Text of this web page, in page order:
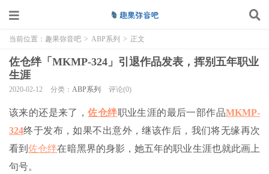
当前位置： 趣果弥音吧 > ABP系列 > 正文
佐仓绊「MKMP-324」引退作品发表，挥别五年职业
生涯
2020-02-12 分类： ABP系列 评论(0)
该来的还是来了，佐仓绊职业生涯的最后一部作品MKMP-
324终于发布，如果不出意外，继该作后，我们将无缘再次
看到佐仓绊在暗黑界的身影，她五年的职业生涯也就此画上
句号。